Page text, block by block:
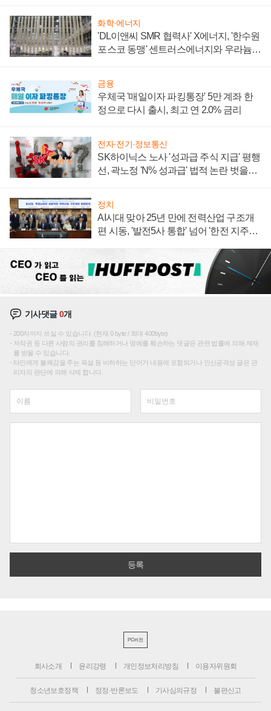
화학·에너지
'DL이앤씨 SMR 협력사' X에너지, '한수원
포스코 동맹' 센트러스에너지와 우라늄
금융
우체국 '매일이자 파킹통장' 5만 계좌 한
정으로 다시 출시, 최고 연 2.0% 금리
전자·전기·정보통신
SK하이닉스 노사 '성과급 주식 지급' 평행
선, 곽노정 'N% 성과급' 법적 논란 벗을지
정치
AI시대 맞아 25년 만에 전력산업 구조개
편 시동, '발전5사 통합' 넘어 '한전 지주사'
기사댓글0개
200자까지 쓰실 수 있습니다. (현재 0 byte / 최대 400byte)
저작권 등 다른 사람의 권리를 침해하거나 명예를 훼손하는 댓글은 관련 법률에 의해 제재
를 받을 수 있습니다.
타인에게 불쾌감을 주는 욕설 등 비하하는 단어가 내용에 포함되거나 인신공격성 글은 관
리자의 판단에 의해 삭제 합니다.
PC버전
회사소개 윤리강령 개인정보처리방침 이용자위원회
청소년보호정책 정정·반론보도 기사심의규정 불편신고